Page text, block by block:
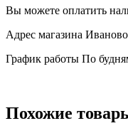
Вы можете оплатить
Адрес магазина
График работы По
Похожие